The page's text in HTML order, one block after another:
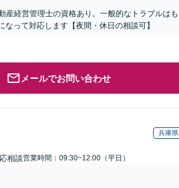
産経営管理士の資格あり。一般的なトラブルはも
って対応します【夜間・休日の相談可】
メールでお問い合わせ
兵庫県
相談営業時間：09:30~12:00（平日）